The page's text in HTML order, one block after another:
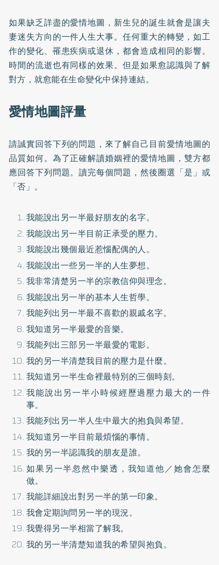
如果缺乏詳盡的愛情地圖，新生兒的誕生就會是讓夫
妻迷失方向的一件人生大事。任何重大的轉變，如工
作的變化、罹患疾病或退休，都會造成相同的影響。
時間的流逝也有同樣的效果。但是如果愈認識與了解
對方，就愈能在生命變化中保持連結。
愛情地圖評量
請誠實回答下列的問題，來了解自己目前愛情地圖的
品質如何。為了正確解讀婚姻裡的愛情地圖，雙方都
應回答下列問題。讀完每個問題，然後圈選「是」或
「否」。
我能說出另一半最好朋友的名字。
我能說出另一半目前正承受的壓力。
我能說出幾個最近惹惱配偶的人。
我能說出一些另一半的人生夢想。
我非常清楚另一半的宗教信仰與理念。
我能說出另一半的基本人生哲學。
我能列出另一半最不喜歡的親戚名字。
我知道另一半最愛的音樂。
我能列出三部另一半最愛的電影。
我的另一半清楚我目前的壓力是什麼。
我知道另一半生命裡最特別的三個時刻。
我能說出另一半小時候經歷過壓力最大的一件
事。
我能列出另一半人生中最大的抱負與希望。
我知道另一半目前最煩惱的事情。
我的另一半認識我的朋友是誰。
如果另一半忽然中樂透，我知道他／她會怎麼
做。
我能詳細說出對另一半的第一印象。
我會定期詢問另一半的現況。
我覺得另一半相當了解我。
我的另一半清楚知道我的希望與抱負。